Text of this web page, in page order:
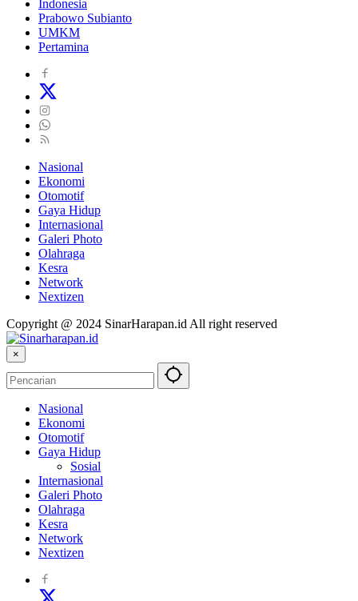
Indonesia
Prabowo Subianto
UMKM
Pertamina
Nasional
Ekonomi
Otomotif
Gaya Hidup
Internasional
Galeri Photo
Olahraga
Kesra
Network
Nextizen
Copyright @ 2024 SinarHarapan.id All right reserved
×
Nasional
Ekonomi
Otomotif
Gaya Hidup
Sosial
Internasional
Galeri Photo
Olahraga
Kesra
Network
Nextizen